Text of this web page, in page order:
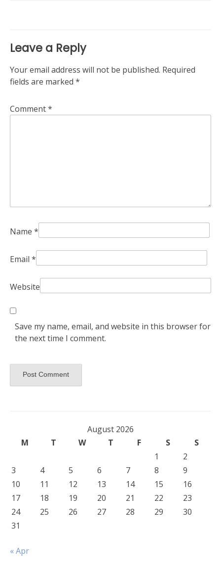
Leave a Reply
Your email address will not be published. Required
fields are marked *
Comment*
Name *
Email *
Website
Save my name, email, and website in this browser for
the next time I comment.
August 2026
M
T W T F S
S
1
2
3
4 5 6 7 8
9
10
11 12 13 14 15
16
17
18 19 20 21 22
23
24
25 26 27 28 29
30
31
« Apr